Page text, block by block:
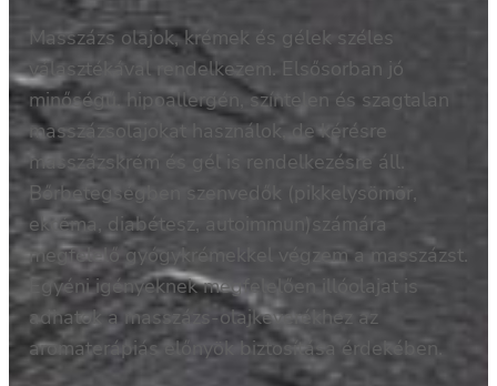
Masszázs olajok, krémek és gélek széles
választékával rendelkezem. Elsősorban jó
minőségű, hipoallergén, színtelen és szagtalan
masszázsolajokat használok, de kérésre
masszázskrém és gél is rendelkezésre áll.
Bőrbetegségben szenvedők (pikkelysömör,
ekcéma, diabétesz, autoimmun)számára
megfelelő gyógykrémekkel végzem a masszázst.
Egyéni igényeknek megfelelően illóolajat is
adhatok a masszázs-olajkeverékhez az
aromaterápiás előnyök biztosítása érdekében.